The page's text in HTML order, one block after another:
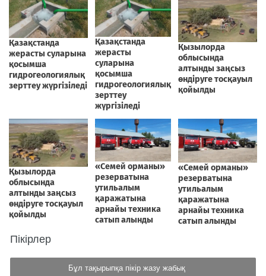
Пікірлер
Бұл тақырыпқа пікір жазу жабық